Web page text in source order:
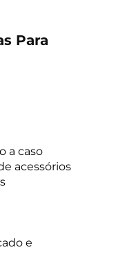
Para
a caso
acessórios
e